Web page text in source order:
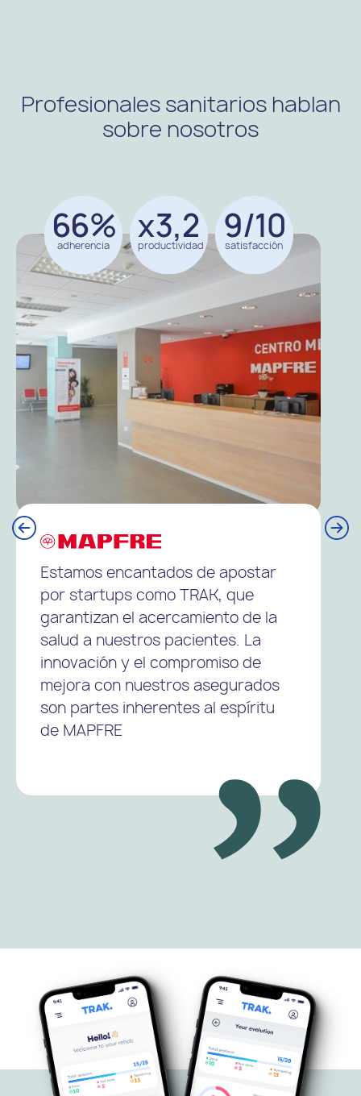
Profesionales sanitarios hablan
sobre nosotros
66%
adherencia x3,2
productividad 9/10
satisfacción
Estamos encantados de apostar
por startups como TRAK, que
garantizan el acercamiento de la
salud a nuestros pacientes. La
innovación y el compromiso de
mejora con nuestros asegurados
son partes inherentes al espíritu
de MAPFRE